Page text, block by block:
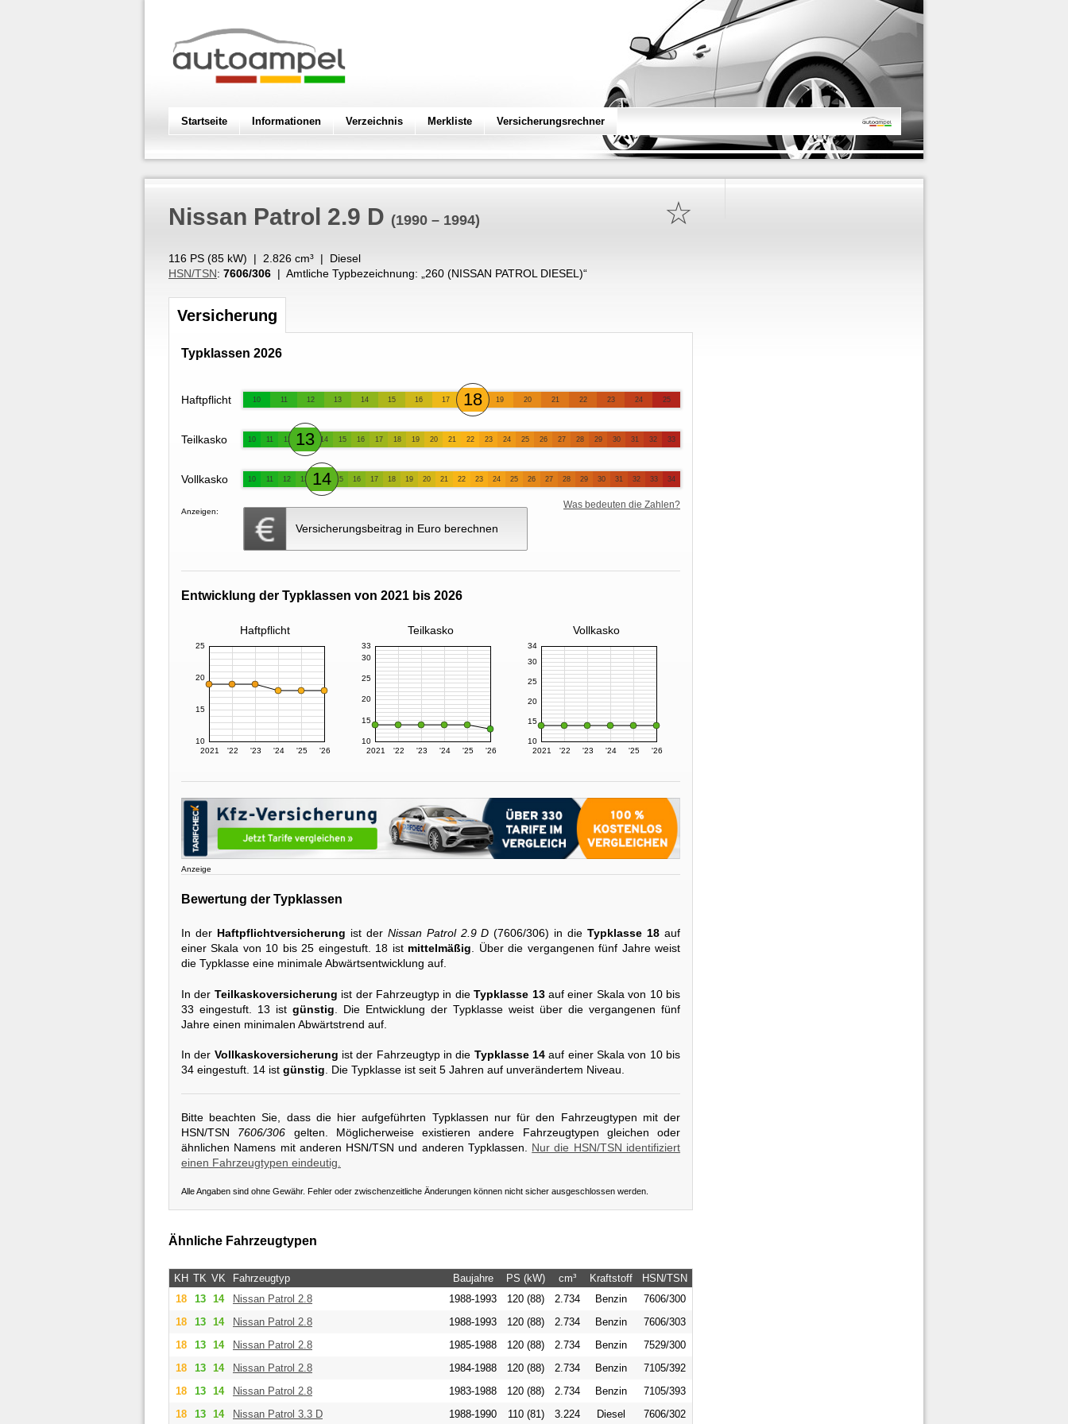
Startseite Informationen Verzeichnis Merkliste Versicherungsrechner
☆
Nissan Patrol 2.9 D (1990 – 1994)
116 PS (85 kW) | 2.826 cm³ | Diesel
HSN/TSN: 7606/306 | Amtliche Typbezeichnung: „ 260 (NISSAN PATROL DIESEL)“
Versicherung
Typklassen 2026
Haftpflicht 10 11 12 13 14 15 16 17 18 19 20 21 22 23 24 25
Teilkasko 10 11 12 13 14 15 16 17 18 19 20 21 22 23 24 25 26 27 28 29 30 31 32 33
Vollkasko 10 11 12 13 14 15 16 17 18 19 20 21 22 23 24 25 26 27 28 29 30 31 32 33 34
Anzeigen:
Versicherungsbeitrag in Euro berechnen
Was bedeuten die Zahlen?
Entwicklung der Typklassen von 2021 bis 2026
Haftpflicht Teilkasko Vollkasko
2021 '22 '23 '24 '25 '26
10
15
20
25
2021 '22 '23 '24 '25 '26
10
15
20
25
30
33
2021 '22 '23 '24 '25 '26
10
15
20
25
30
34
Anzeige
Bewertung der Typklassen
In der Haftpflichtversicherung ist der Nissan Patrol 2.9 D (7606/306) in dieTypklasse 18 auf
einer Skala von 10 bis 25 eingestuft. 18 ist mittelmäßig . Über die vergangenen fünf Jahre weist
die Typklasse eine minimale Abwärtsentwicklung auf.
In der Teilkaskoversicherung ist der Fahrzeugtyp in dieTypklasse 13auf einer Skala von 10 bis
33 eingestuft. 13 ist günstig . Die Entwicklung der Typklasse weist über die vergangenen fünf
Jahre einen minimalen Abwärtstrend auf.
In der Vollkaskoversicherung ist der Fahrzeugtyp in die Typklasse 14 auf einer Skala von 10 bis
34 eingestuft. 14 ist günstig. Die Typklasse ist seit 5 Jahren auf unverändertem Niveau.
Bitte beachten Sie, dass die hier aufgeführten Typklassen nur für den Fahrzeugtypen mit der
HSN/TSN 7606/306 gelten. Möglicherweise existieren andere Fahrzeugtypen gleichen oder
ähnlichen Namens mit anderen HSN/TSN und anderen Typklassen. Nur die HSN/TSN identifiziert
einen Fahrzeugtypen eindeutig.
Alle Angaben sind ohne Gewähr. Fehler oder zwischenzeitliche Änderungen können nicht sicher ausgeschlossen werden.
Ähnliche Fahrzeugtypen
KH TK VK Fahrzeugtyp Baujahre PS (kW) cm³ Kraftstoff
HSN/TSN
18
13 14 Nissan Patrol 2.8 1988-1993 120 (88) 2.734 Benzin
7606/300
18
13 14 Nissan Patrol 2.8 1988-1993 120 (88) 2.734 Benzin
7606/303
18
13 14 Nissan Patrol 2.8 1985-1988 120 (88) 2.734 Benzin
7529/300
18
13 14 Nissan Patrol 2.8 1984-1988 120 (88) 2.734 Benzin
7105/392
18
13 14 Nissan Patrol 2.8 1983-1988 120 (88) 2.734 Benzin
7105/393
18
13 14 Nissan Patrol 3.3 D 1988-1990 110 (81) 3.224 Diesel 7606/302